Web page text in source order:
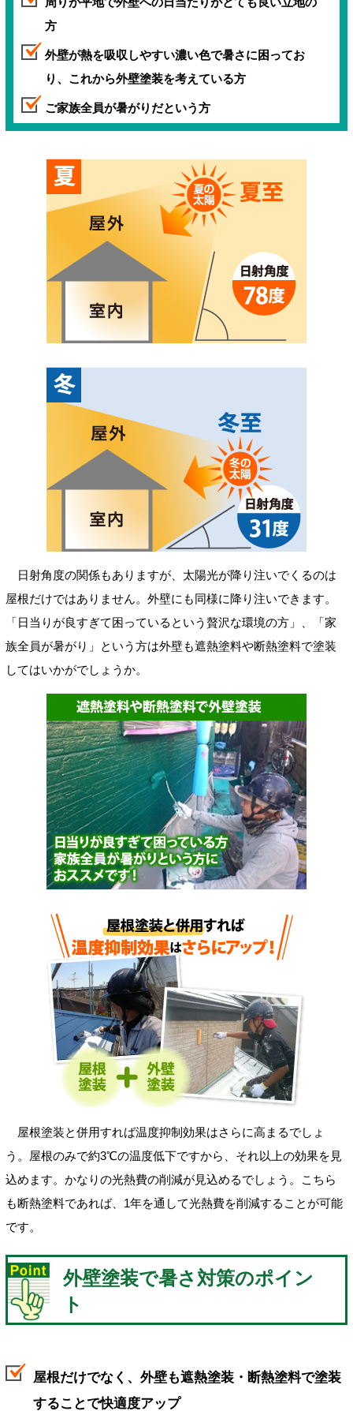
方
外壁が熱を吸収しやすい濃い色で暑さに困ってお
り、これから外壁塗装を考えている方
ご家族全員が暑がりだという方
日射角度の関係もありますが、太陽光が降り注いでくるのは
屋根だけではありません。外壁にも同様に降り注いできます。
「日当りが良すぎて困っているという贅沢な環境の方」、「家
族全員が暑がり」という方は外壁も遮熱塗料や断熱塗料で塗装
してはいかがでしょうか。
屋根塗装と併用すれば温度抑制効果はさらに高まるでしょ
う。屋根のみで約3℃の温度低下ですから、それ以上の効果を見
込めます。かなりの光熱費の削減が見込めるでしょう。こちら
も断熱塗料であれば、1年を通して光熱費を削減することが可能
です。
外壁塗装で暑さ対策のポイン
ト
屋根だけでなく、外壁も遮熱塗装・断熱塗料で塗装
することで快適度アップ